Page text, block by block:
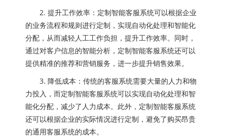
2. 提升工作效率：定制智能客服系统可以根据企业
的业务流程和规则进行定制，实现自动化处理和智能化
分配，从而减轻人工工作负担，提升工作效率。同时，
通过对客户信息的智能分析，定制智能客服系统还可以
提供精准的推荐和营销服务，进一步提升销售效果。
3. 降低成本：传统的客服系统需要大量的人力和物
力投入，而定制智能客服系统可以实现自动化处理和智
能化分配，减少了人力成本。此外，定制智能客服系统
还可以根据企业的实际情况进行定制，避免了购买昂贵
的通用客服系统的成本。